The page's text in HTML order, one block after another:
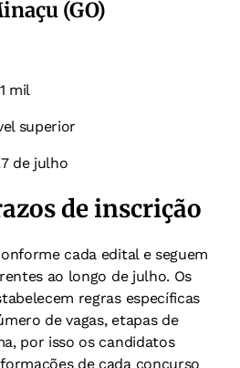
(GO)
mil
superior
de julho
de inscrição
cada edital e seguem
ao longo de julho. Os
regras específicas
de vagas, etapas de
por isso os candidatos
de cada concurso